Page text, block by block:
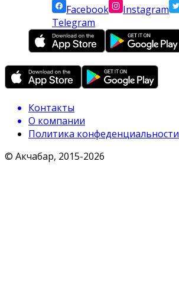
Facebook
Instagram
Telegram
Контакты
О компании
Политика конфеденциальности
© Акчабар, 2015-2026